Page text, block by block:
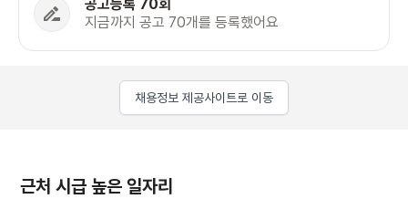
공고등록 70회
지금까지 공고 70개를 등록했어요
채용정보 제공사이트로 이동
근처 시급 높은 일자리